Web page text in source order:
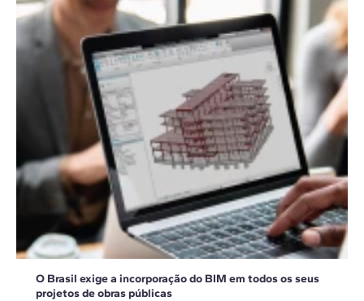
O Brasil exige a incorporação do BIM em todos os seus
projetos de obras públicas